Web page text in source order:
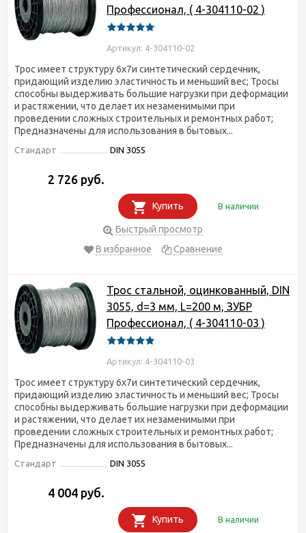
Профессионал, ( 4-304110-02 )
Артикул: 4-304110-02
Трос имеет структуру 6х7и синтетический сердечник,
придающий изделию эластичность и меньший вес; Тросы
способны выдерживать большие нагрузки при деформации
и растяжении, что делает их незаменимыми при
проведении сложных строительных и ремонтных работ;
Предназначены для использования в бытовых...
Стандарт DIN 3055
2 726 руб.
Купить В наличии
Быстрый просмотр
В избранное
Сравнение
Трос стальной, оцинкованный, DIN
3055, d=3 мм, L=200 м, ЗУБР
Профессионал, ( 4-304110-03 )
Артикул: 4-304110-03
Трос имеет структуру 6х7и синтетический сердечник,
придающий изделию эластичность и меньший вес; Тросы
способны выдерживать большие нагрузки при деформации
и растяжении, что делает их незаменимыми при
проведении сложных строительных и ремонтных работ;
Предназначены для использования в бытовых...
Стандарт DIN 3055
4 004 руб.
Купить В наличии